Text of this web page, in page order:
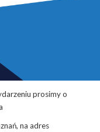
prosimy o
na adres